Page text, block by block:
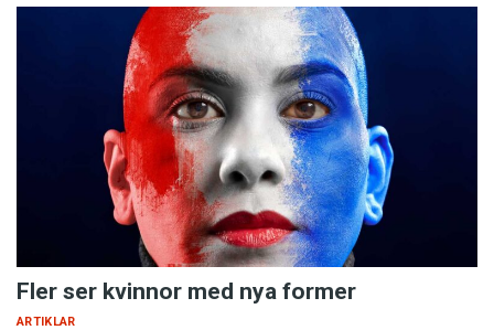
Fler ser kvinnor med nya former
ARTIKLAR